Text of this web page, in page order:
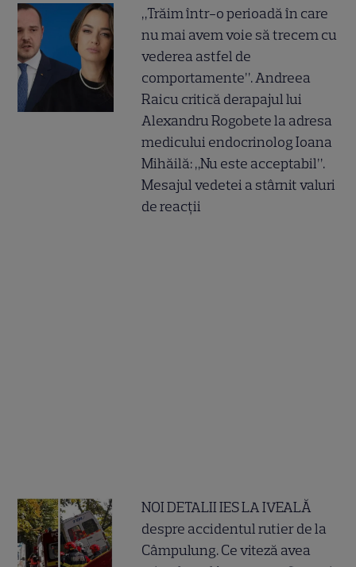
„Trăim într-o perioadă în care
nu mai avem voie să trecem cu
vederea astfel de
comportamente”. Andreea
Raicu critică derapajul lui
Alexandru Rogobete la adresa
medicului endocrinolog Ioana
Mihăilă: „Nu este acceptabil”.
Mesajul vedetei a stârnit valuri
de reacții
NOI DETALII IES LA IVEALĂ
despre accidentul rutier de la
Câmpulung. Ce viteză avea